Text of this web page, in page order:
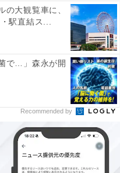
の大観覧車に、
駅直結ス...
で…」森永が開
Recommended by